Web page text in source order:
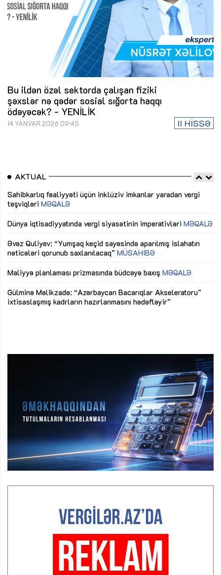
Bu ildən özəl sektorda çalışan fiziki
şəxslər nə qədər sosial sığorta haqqı
ödəyəcək? - YENİLİK
II HİSSƏ
14 YANVAR 2026 09:45
AKTUAL
Sahibkarlıq fəaliyyəti üçün inklüziv imkanlar yaradan vergi
təşviqləri MƏQALƏ
Dünya iqtisadiyyatında vergi siyasətinin imperativləri MƏQALƏ
Əvəz Quliyev: “Yumşaq keçid sayəsində aparılmış islahatın
nəticələri qorunub saxlanılacaq” MÜSAHİBƏ
Maliyyə planlaması prizmasında büdcəyə baxış MƏQALƏ
Gülminə Məlikzadə: “Azərbaycan Bacarıqlar Akseleratoru”
ixtisaslaşmış kadrların hazırlanmasını hədəfləyir”